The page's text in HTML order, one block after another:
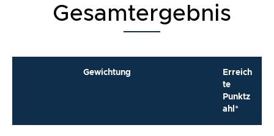
Gesamtergebnis
Gewichtung
Erreich
te
Punktz
ahl*